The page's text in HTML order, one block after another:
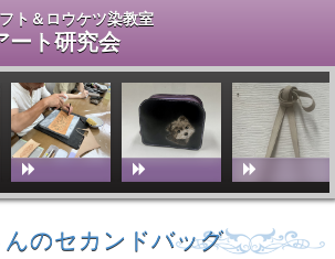
ト＆ロウケツ染教室
ート研究会
んのセカンドバッグ